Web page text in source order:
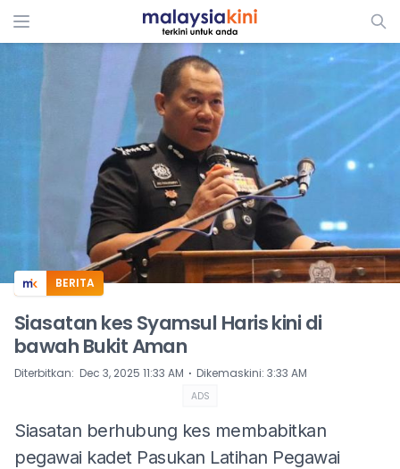
ADS
BERITA
Siasatan kes Syamsul Haris kini di
bawah Bukit Aman
Diterbitkan: Dec 3, 2025 11:33 AM ⋅ Dikemaskini: 3:33 AM
ADS
Siasatan berhubung kes membabitkan
pegawai kadet Pasukan Latihan Pegawai